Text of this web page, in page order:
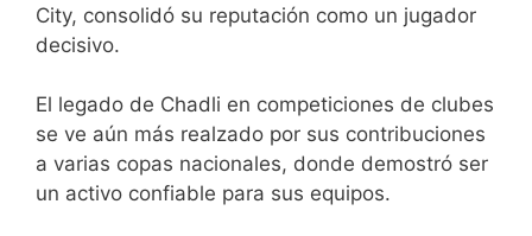
City, consolidó su reputación como un jugador
decisivo.
El legado de Chadli en competiciones de clubes
se ve aún más realzado por sus contribuciones
a varias copas nacionales, donde demostró ser
un activo confiable para sus equipos.